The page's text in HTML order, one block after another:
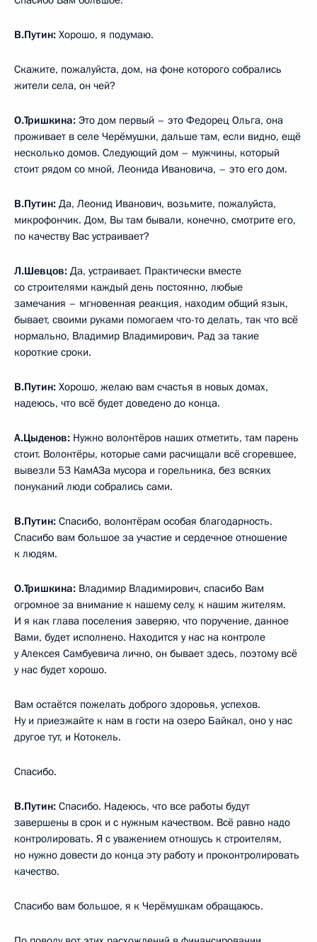
В.Путин: Хорошо, я подумаю.
Скажите, пожалуйста, дом, на фоне которого собрались
жители села, он чей?
О.Тришкина: Это дом первый – это Федорец Ольга, она
проживает в селе Черёмушки, дальше там, если видно, ещё
несколько домов. Следующий дом – мужчины, который
стоит рядом со мной, Леонида Ивановича, – это его дом.
В.Путин: Да, Леонид Иванович, возьмите, пожалуйста,
микрофончик. Дом, Вы там бывали, конечно, смотрите его,
по качеству Вас устраивает?
Л.Шевцов: Да, устраивает. Практически вместе
со строителями каждый день постоянно, любые
замечания – мгновенная реакция, находим общий язык,
бывает, своими руками помогаем что-то делать, так что всё
нормально, Владимир Владимирович. Рад за такие
короткие сроки.
В.Путин: Хорошо, желаю вам счастья в новых домах,
надеюсь, что всё будет доведено до конца.
А.Цыденов: Нужно волонтёров наших отметить, там парень
стоит. Волонтёры, которые сами расчищали всё сгоревшее,
вывезли 53 КамАЗа мусора и горельника, без всяких
понуканий люди собрались сами.
В.Путин: Спасибо, волонтёрам особая благодарность.
Спасибо вам большое за участие и сердечное отношение
к людям.
О.Тришкина: Владимир Владимирович, спасибо Вам
огромное за внимание к нашему селу, к нашим жителям.
И я как глава поселения заверяю, что поручение, данное
Вами, будет исполнено. Находится у нас на контроле
у Алексея Самбуевича лично, он бывает здесь, поэтому всё
у нас будет хорошо.
Вам остаётся пожелать доброго здоровья, успехов.
Ну и приезжайте к нам в гости на озеро Байкал, оно у нас
другое тут, и Котокель.
Спасибо.
В.Путин: Спасибо. Надеюсь, что все работы будут
завершены в срок и с нужным качеством. Всё равно надо
контролировать. Я с уважением отношусь к строителям,
но нужно довести до конца эту работу и проконтролировать
качество.
Спасибо вам большое, я к Черёмушкам обращаюсь.